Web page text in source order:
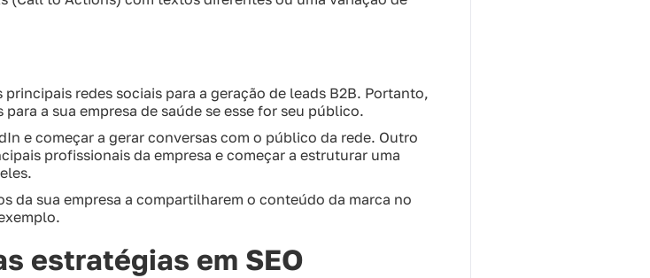
redes sociais para a geração de leads B2B. Portanto,
a sua empresa de saúde se esse for seu público.
e começar a gerar conversas com o público da rede. Outro
profissionais da empresa e começar a estruturar uma
da sua empresa a compartilharem o conteúdo da marca no
estratégias em SEO